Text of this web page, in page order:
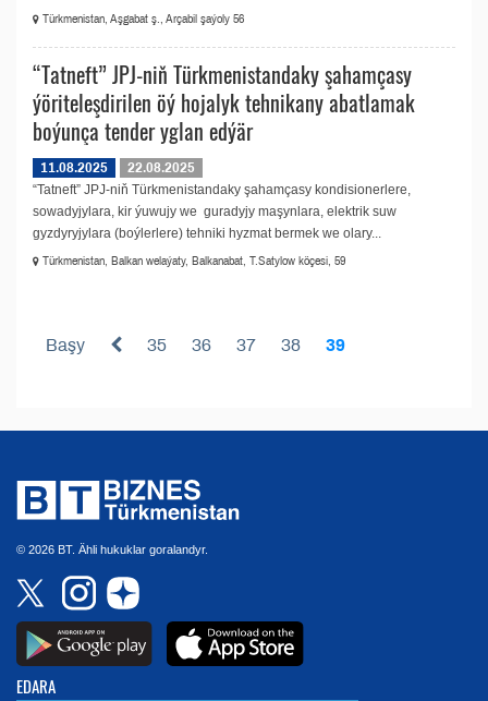
Türkmenistan, Aşgabat ş., Arçabil şaýoly 56
“Tatneft” JPJ-niň Türkmenistandaky şahamçasy
ýöriteleşdirilen öý hojalyk tehnikany abatlamak
boýunça tender yglan edýär
11.08.2025
22.08.2025
“Tatneft” JPJ-niň Türkmenistandaky şahamçasy kondisionerlere,
sowadyjylara, kir ýuwujy we guradyjy maşynlara, elektrik suw
gyzdyryjylara (boýlerlere) tehniki hyzmat bermek we olary...
Türkmenistan, Balkan welaýaty, Balkanabat, T.Satylow köçesi, 59
Başy 35 36 37 38 39
© 2026 BT. Ähli hukuklar goralandyr.
EDARA